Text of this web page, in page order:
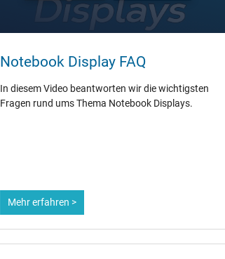
Notebook Display FAQ
In diesem Video beantworten wir die wichtigsten
Fragen rund ums Thema Notebook Displays.
Mehr erfahren >